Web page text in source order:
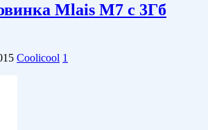
Mlais M7 с 3Гб
Coolicool 1